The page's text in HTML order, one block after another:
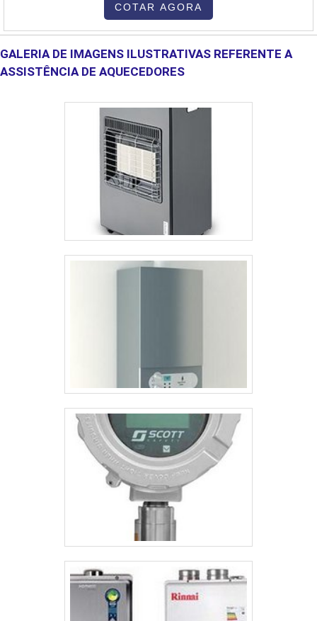
clientes. Os aquecedores de água vêm em estilos diferentes e
COTAR AGORA
GALERIA DE IMAGENS ILUSTRATIVAS REFERENTE A
ASSISTÊNCIA DE AQUECEDORES